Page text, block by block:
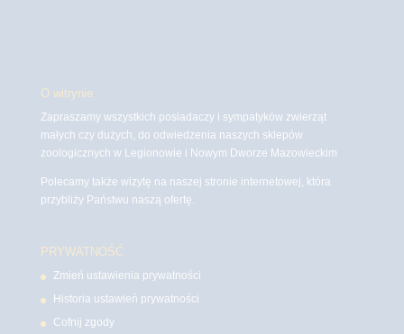
O witrynie
Zapraszamy wszystkich posiadaczy i sympatyków zwierząt
małych czy dużych, do odwiedzenia naszych sklepów
zoologicznych w Legionowie i Nowym Dworze Mazowieckim
Polecamy także wizytę na naszej stronie internetowej, która
przybliży Państwu naszą ofertę.
PRYWATNOŚĆ
Zmień ustawienia prywatności
Historia ustawień prywatności
Cofnij zgody